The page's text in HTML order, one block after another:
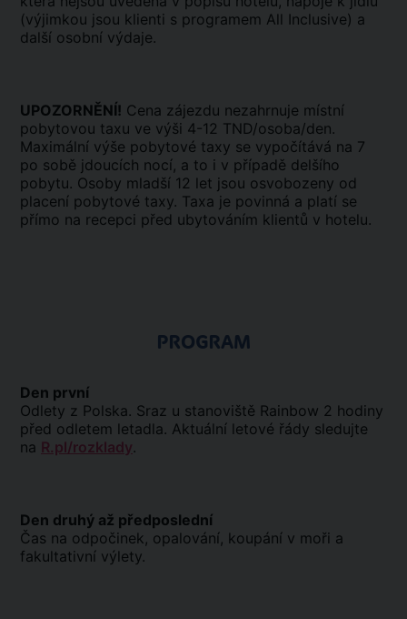
(výjimkou jsou klienti s programem All Inclusive) a
další osobní výdaje.
UPOZORNĚNÍ! Cena zájezdu nezahrnuje místní
pobytovou taxu ve výši 4-12 TND/osoba/den.
Maximální výše pobytové taxy se vypočítává na 7
po sobě jdoucích nocí, a to i v případě delšího
pobytu. Osoby mladší 12 let jsou osvobozeny od
placení pobytové taxy. Taxa je povinná a platí se
přímo na recepci před ubytováním klientů v hotelu.
PROGRAM
Den první
Odlety z Polska. Sraz u stanoviště Rainbow 2 hodiny
před odletem letadla. Aktuální letové řády sledujte
na R.pl/rozklady.
Den druhý až předposlední
Čas na odpočinek, opalování, koupání v moři a
fakultativní výlety.